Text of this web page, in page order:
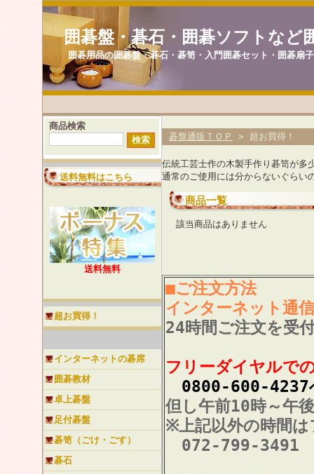
囲碁盤・碁石・囲碁ソフトなど
囲碁用品の囲碁盤・碁石・碁笥・入門囲碁セット・囲碁扇
商品検索
送料無料はこちら
送料無料
超お買得！
インターネットの碁席
囲碁教材
卓上碁盤
足付碁盤
碁笥（ごけ・ごす）
碁石
碁盤通販ＴＯＰ > 超お買得！
伝統工芸士作の木製手作り碁笥が多
通常のご使用には分からないぐらい
商品一覧
該当商品はありません
■ご注文方法
インターネット通
24時間ご注文を受
フリーダイヤルで
0800-600-4237
但し午前10時～午
※上記以外の時間
072-799-3491